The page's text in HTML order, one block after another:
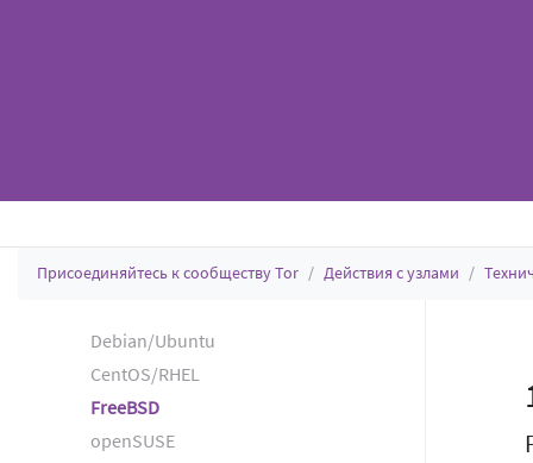
Присоединяйтесь к сообществу Tor Действия с узлами
Debian/Ubuntu
CentOS/RHEL
FreeBSD
openSUSE